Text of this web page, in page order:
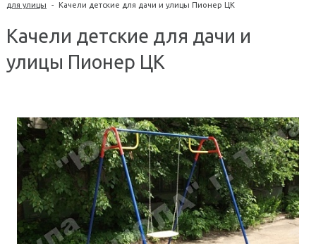
для улицы - Качели детские для дачи и улицы Пионер ЦК
Качели детские для дачи и
улицы Пионер ЦК